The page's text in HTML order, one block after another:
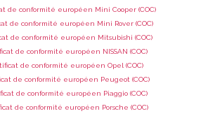
de conformité européen Mini Cooper (COC)
de conformité européen Mini Rover (COC)
de conformité européen Mitsubishi (COC)
de conformité européen NISSAN (COC)
de conformité européen Opel (COC)
de conformité européen Peugeot (COC)
de conformité européen Piaggio (COC)
de conformité européen Porsche (COC)